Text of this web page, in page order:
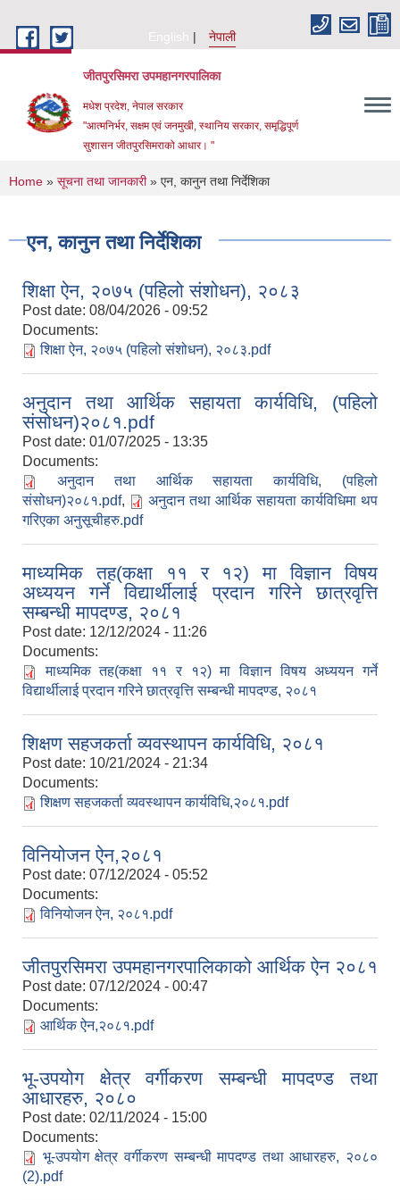
English
नेपाली
जीतपुरसिमरा उपमहानगरपालिका
मधेश प्रदेश, नेपाल सरकार
"आत्मनिर्भर, सक्षम एवं जनमुखी, स्थानिय सरकार, समृद्धिपूर्ण
सुशासन जीतपुरसिमराको आधार। "
You are here
Home » सूचना तथा जानकारी» एन, कानुन तथा निर्देशिका
एन, कानुन तथा निर्देशिका
शिक्षा ऐन, २०७५ (पहिलो संशोधन), २०८३
Post date: 08/04/2026 - 09:52
Documents:
शिक्षा ऐन, २०७५ (पहिलो संशोधन), २०८३.pdf
अनुदान तथा आर्थिक सहायता कार्यविधि, (पहिलो
संसोधन)२०८१.pdf
Post date: 01/07/2025 - 13:35
Documents:
अनुदान तथा आर्थिक सहायता कार्यविधि, (पहिलो
संसोधन)२०८१.pdf,
अनुदान तथा आर्थिक सहायता कार्यविधिमा थप
गरिएका अनुसूचीहरु.pdf
माध्यमिक तह(कक्षा ११ र १२) मा विज्ञान विषय
अध्ययन गर्ने विद्यार्थीलाई प्रदान गरिने छात्रवृत्ति
सम्बन्धी मापदण्ड, २०८१
Post date: 12/12/2024 - 11:26
Documents:
माध्यमिक तह(कक्षा ११ र १२) मा विज्ञान विषय अध्ययन गर्ने
विद्यार्थीलाई प्रदान गरिने छात्रवृत्ति सम्बन्धी मापदण्ड, २०८१
शिक्षण सहजकर्ता व्यवस्थापन कार्यविधि, २०८१
Post date: 10/21/2024 - 21:34
Documents:
शिक्षण सहजकर्ता व्यवस्थापन कार्यविधि,२०८१.pdf
विनियोजन ऐन,२०८१
Post date: 07/12/2024 - 05:52
Documents:
विनियोजन ऐन, २०८१.pdf
जीतपुरसिमरा उपमहानगरपालिकाको आर्थिक ऐन २०८१
Post date: 07/12/2024 - 00:47
Documents:
आर्थिक ऐन,२०८१.pdf
भू-उपयोग क्षेत्र वर्गीकरण सम्बन्धी मापदण्ड तथा
आधारहरु, २०८०
Post date: 02/11/2024 - 15:00
Documents:
भू-उपयोग क्षेत्र वर्गीकरण सम्बन्धी मापदण्ड तथा आधारहरु, २०८०
(2).pdf